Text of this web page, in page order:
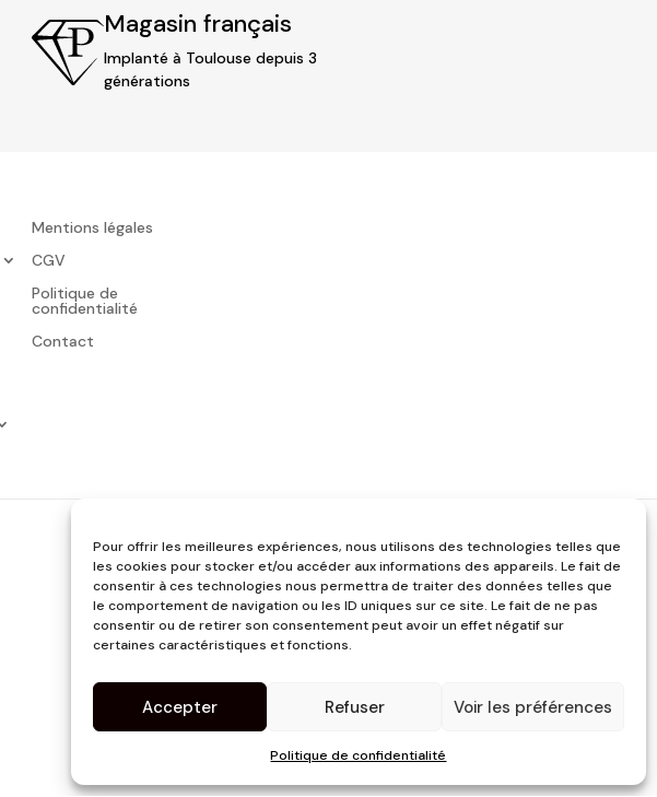
Pour offrir les meilleures expériences, nous utilisons des technologies telles que
les cookies pour stocker et/ou accéder aux informations des appareils. Le fait de
consentir à ces technologies nous permettra de traiter des données telles que
le comportement de navigation ou les ID uniques sur ce site. Le fait de ne pas
consentir ou de retirer son consentement peut avoir un effet négatif sur
certaines caractéristiques et fonctions.
Accepter Refuser Voir les préférences
Politique de confidentialité
Magasin français
Implanté à Toulouse depuis 3
générations
Mentions légales
CGV
Politique de
confidentialité
Contact